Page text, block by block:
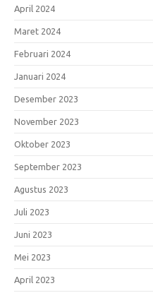
April 2024
Maret 2024
Februari 2024
Januari 2024
Desember 2023
November 2023
Oktober 2023
September 2023
Agustus 2023
Juli 2023
Juni 2023
Mei 2023
April 2023